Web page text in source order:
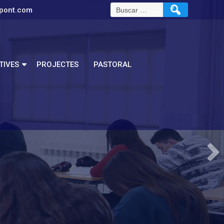
PROJECTES PASTORAL